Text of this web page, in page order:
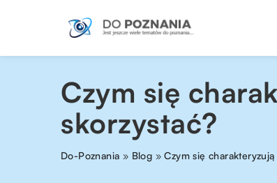
Czym się
skorzystać?
Do-Poznania » Blog »Czym się